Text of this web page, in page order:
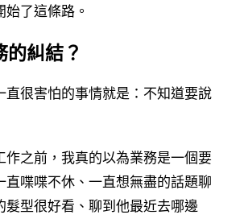
了這條路。
的糾結？
直很害怕的事情就是：不知道要說
作之前，我真的以為業務是一個要
直喋喋不休、一直想無盡的話題聊
髮型很好看、聊到他最近去哪邊